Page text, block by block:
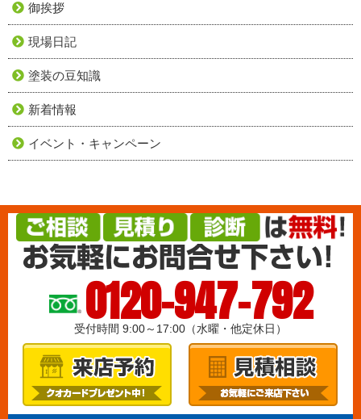
御挨拶
現場日記
塗装の豆知識
新着情報
イベント・キャンペーン
0120-947-792
受付時間 9:00～17:00（水曜・他定休日）